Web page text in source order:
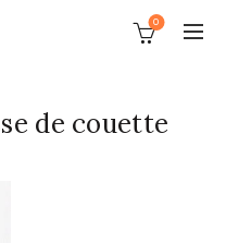
0
de couette